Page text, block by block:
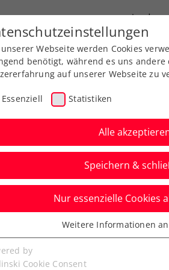
Ausbildung
Open:
mit
Webseite werden Cookies
benötigt, während es uns andere
auf unserer Webseite zu
Essenziell Statistiken
Alle
Speichern &
Nur essenzielle Cookies
Cookies werden für
benötigt. Dadurch ist
Weitere Informationen
by
Cookie Consent